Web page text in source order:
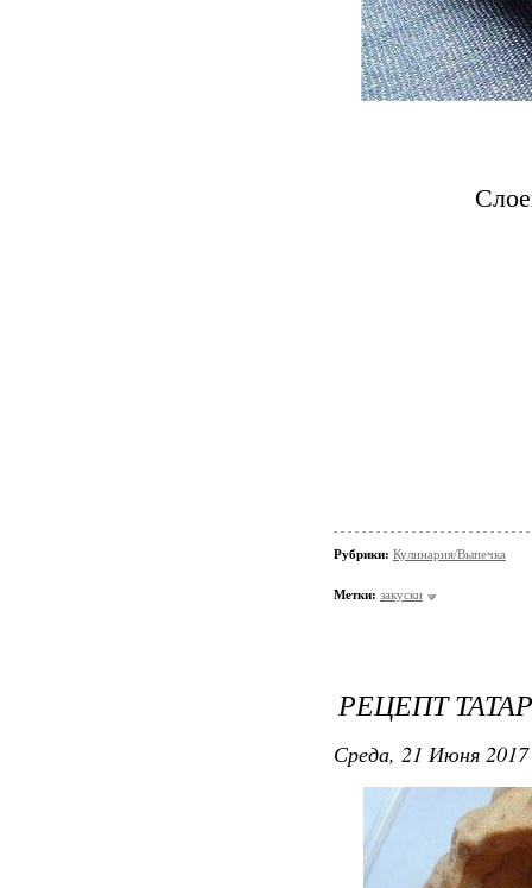
Рубрики: Кулинария/Выпечка
Метки: закуски
РЕЦЕПТ
Среда, 21 Июня